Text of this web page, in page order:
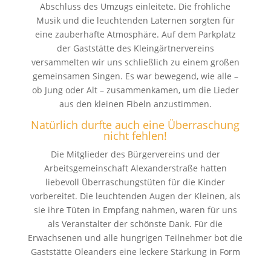
Abschluss des Umzugs einleitete. Die fröhliche
Musik und die leuchtenden Laternen sorgten für
eine zauberhafte Atmosphäre. Auf dem Parkplatz
der Gaststätte des Kleingärtnervereins
versammelten wir uns schließlich zu einem großen
gemeinsamen Singen. Es war bewegend, wie alle –
ob Jung oder Alt – zusammenkamen, um die Lieder
aus den kleinen Fibeln anzustimmen.
Natürlich durfte auch eine Überraschung
nicht fehlen!
Die Mitglieder des Bürgervereins und der
Arbeitsgemeinschaft Alexanderstraße hatten
liebevoll Überraschungstüten für die Kinder
vorbereitet. Die leuchtenden Augen der Kleinen, als
sie ihre Tüten in Empfang nahmen, waren für uns
als Veranstalter der schönste Dank. Für die
Erwachsenen und alle hungrigen Teilnehmer bot die
Gaststätte Oleanders eine leckere Stärkung in Form